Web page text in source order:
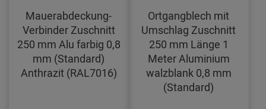
Mauerabdeckung-
Verbinder Zuschnitt
250 mm Alu farbig 0,8
mm (Standard)
Anthrazit (RAL7016)
Ortgangblech mit
Umschlag Zuschnitt
250 mm Länge 1
Meter Aluminium
walzblank 0,8 mm
(Standard)